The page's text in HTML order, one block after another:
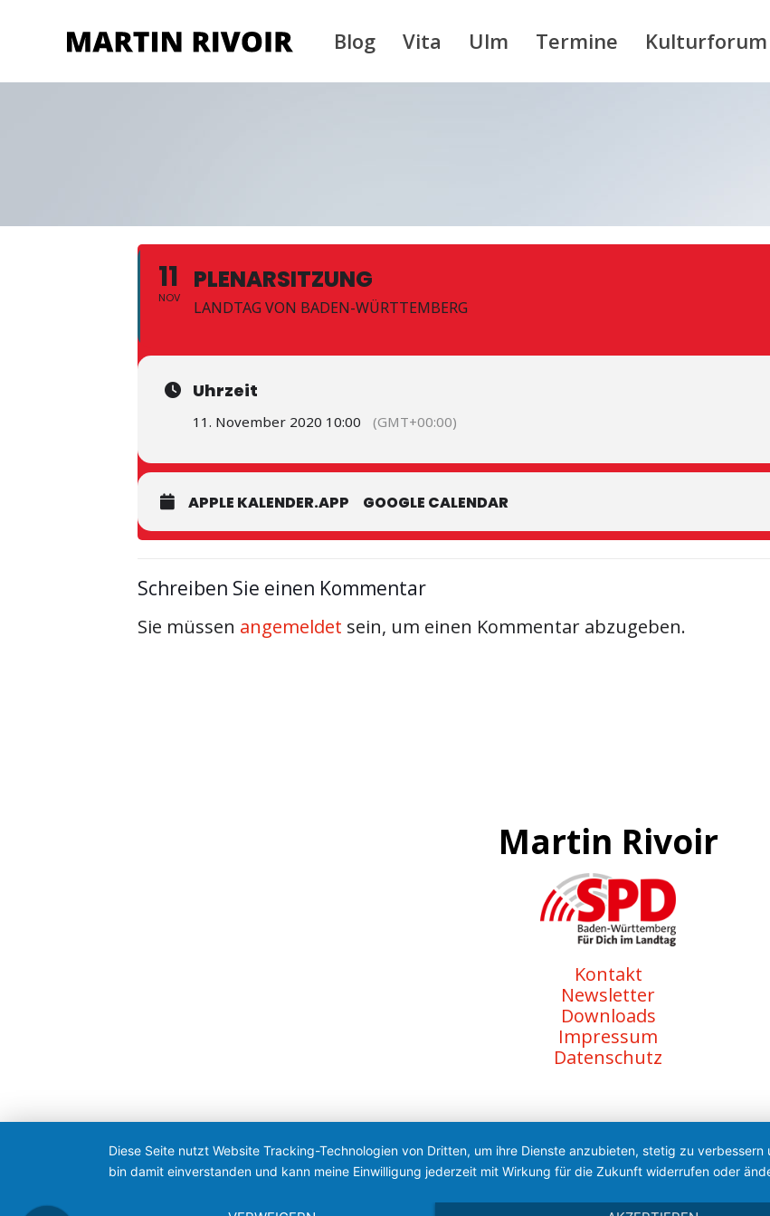
Blog Vita Ulm Termine Kulturforum
11
NOV
PLENARSITZUNG
LANDTAG VON BADEN-WÜRTTEMBERG
Uhrzeit
11. November 2020 10:00 (GMT+00:00)
APPLE KALENDER.APP GOOGLE CALENDAR
Schreiben Sie einen Kommentar
Sie müssen angemeldet sein, um einen Kommentar abzugeben.
Martin Rivoir
Kontakt
Newsletter
Downloads
Impressum
Datenschutz
Diese Seite nutzt Website Tracking-Technologien von Dritten, um ihre Dienste anzubieten, stetig zu
bin damit einverstanden und kann meine Einwilligung jederzeit mit Wirkung für die Zukunft widerrufen oder